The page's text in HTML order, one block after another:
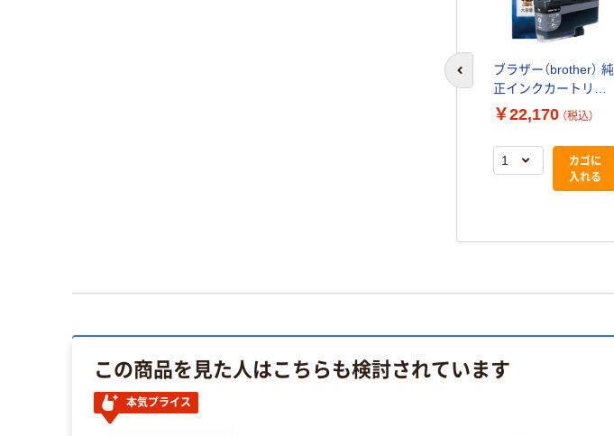
ブラザー（brother） 純
正インクカートリッ
ジ LC417XLBK ブラ
ック 大容量 5個
￥22,170 （税込）
カゴに
入れる
前のスライドへ
この商品を見た人はこちらも検討されています
本気プライス